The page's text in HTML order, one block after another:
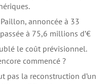
annoncée à 33
à 75,6 millions d’€
le coût prévisionnel.
commencé ?
pas la reconstruction d’un